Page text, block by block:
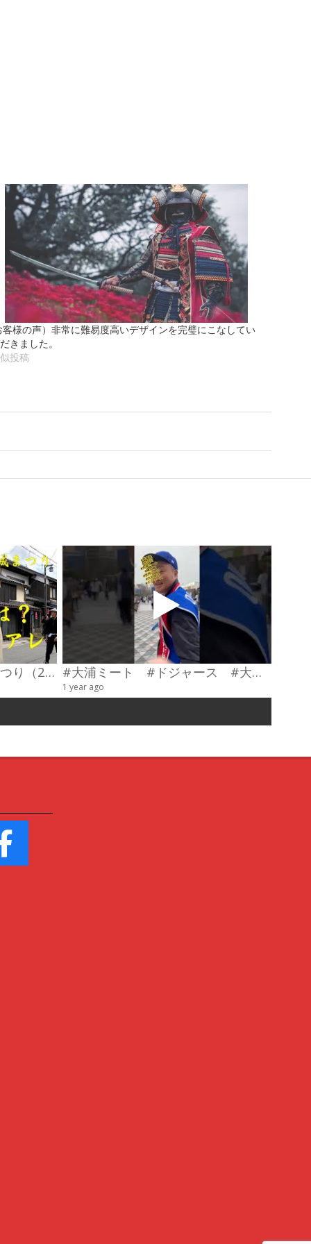
客様の声）非常に難易度高いデザインを完璧にこなしてい
きました。
投稿
第23回わだやま竹田お城まつり（2026） 武者行列 #大浦ミート #ドジャース #大谷翔平 #陣羽織 #オーダーメイド #shorts
1 year ago